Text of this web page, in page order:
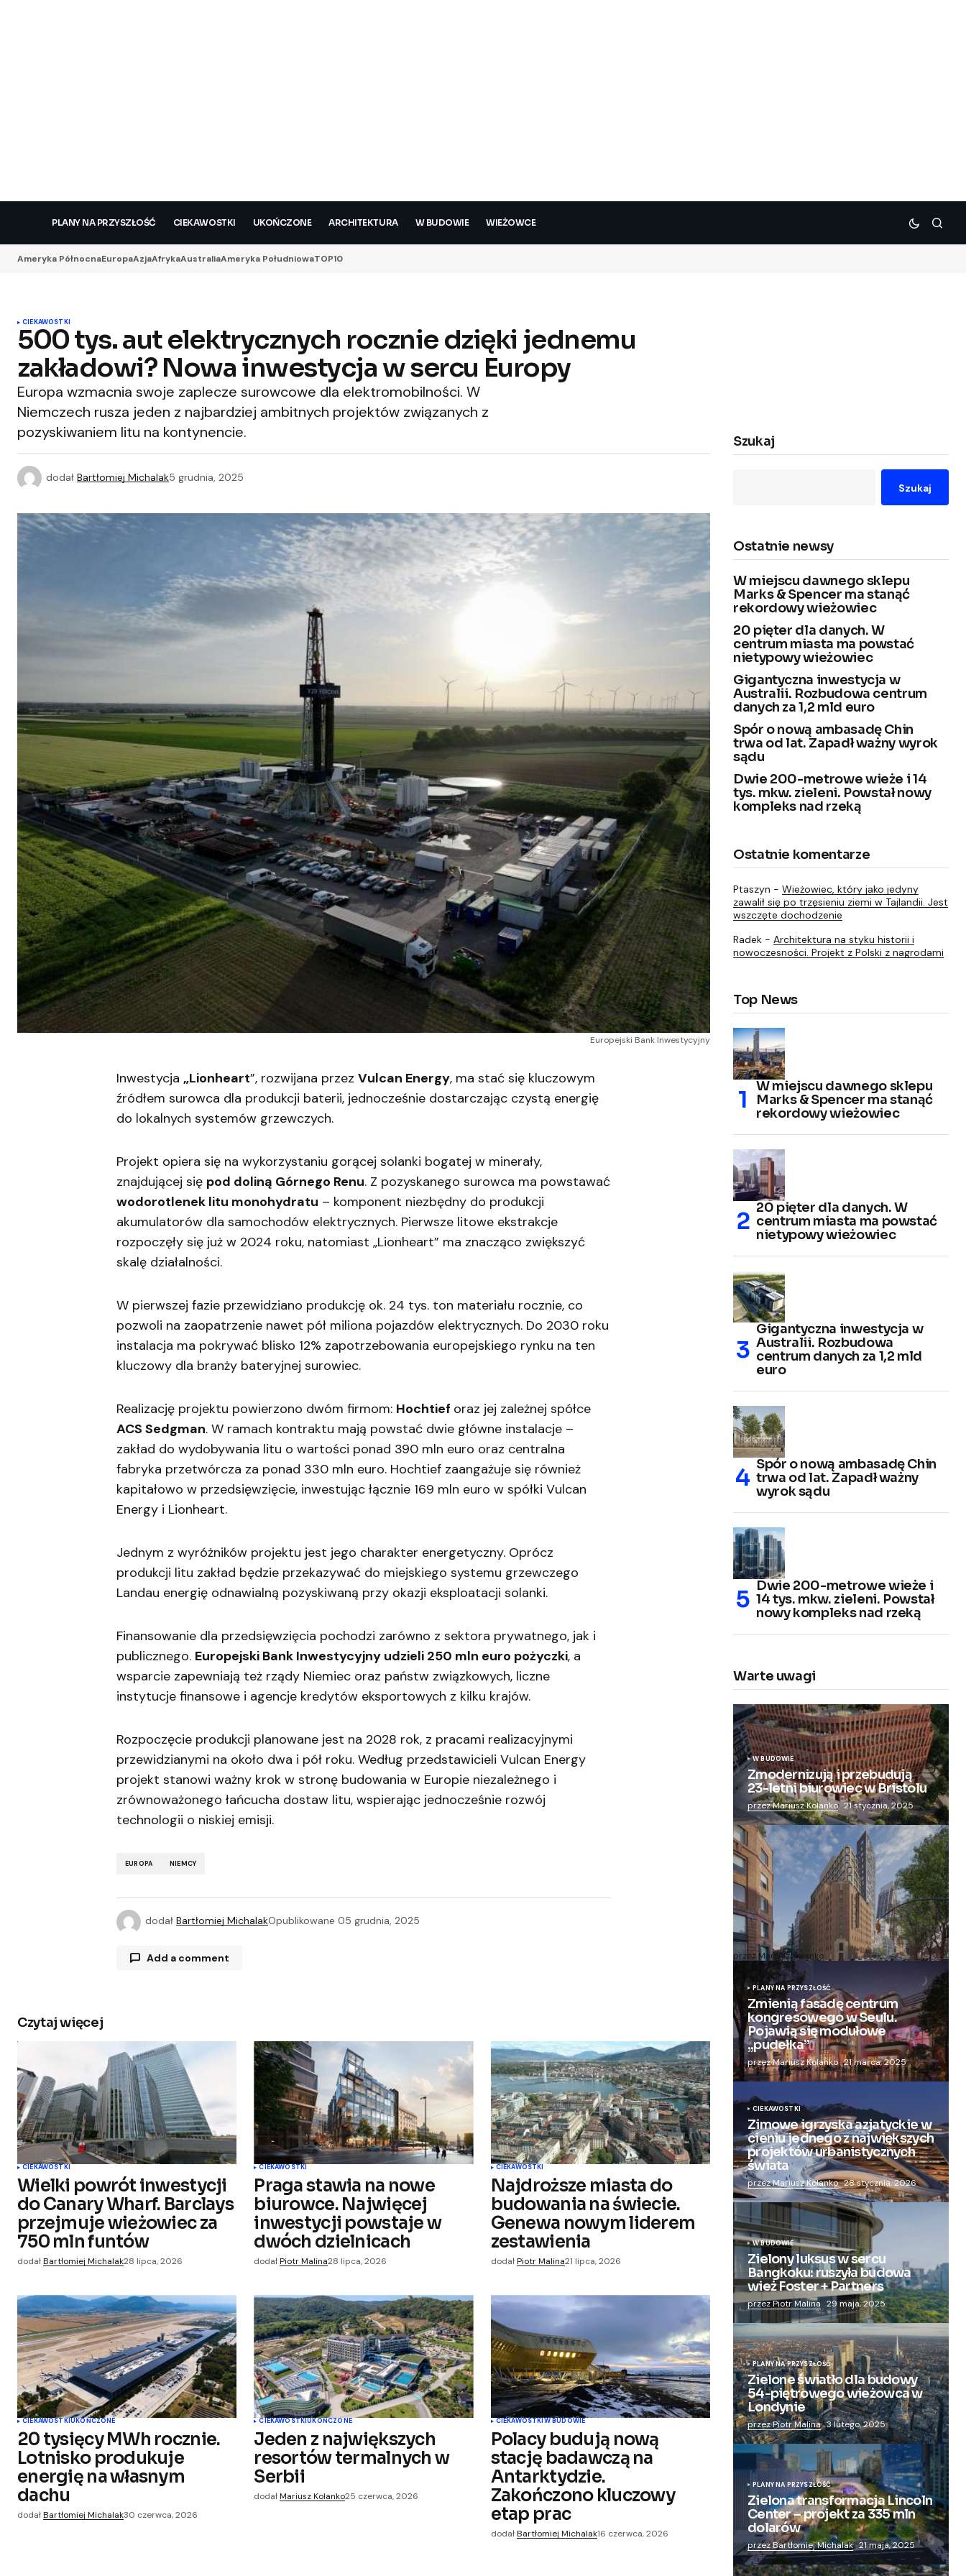
PLANY NA PRZYSZŁOŚĆ CIEKAWOSTKI UKOŃCZONE ARCHITEKTURA W BUDOWIE WIEŻOWCE
Ameryka PółnocnaEuropaAzjaAfrykaAustraliaAmeryka PołudniowaTOP10
CIEKAWOSTKI
500 tys. aut elektrycznych rocznie dzięki jednemu
zakładowi? Nowa inwestycja w sercu Europy
Europa wzmacnia swoje zaplecze surowcowe dla elektromobilności. W
Niemczech rusza jeden z najbardziej ambitnych projektów związanych z
pozyskiwaniem litu na kontynencie.
dodał Bartłomiej Michalak5 grudnia, 2025
Europejski Bank Inwestycyjny
Inwestycja „Lionheart”, rozwijana przez Vulcan Energy, ma stać się kluczowym
źródłem surowca dla produkcji baterii, jednocześnie dostarczając czystą energię
do lokalnych systemów grzewczych.
Projekt opiera się na wykorzystaniu gorącej solanki bogatej w minerały,
znajdującej się pod doliną Górnego Renu. Z pozyskanego surowca ma powstawać
wodorotlenek litu monohydratu – komponent niezbędny do produkcji
akumulatorów dla samochodów elektrycznych. Pierwsze litowe ekstrakcje
rozpoczęły się już w 2024 roku, natomiast „Lionheart” ma znacząco zwiększyć
skalę działalności.
W pierwszej fazie przewidziano produkcję ok. 24 tys. ton materiału rocznie, co
pozwoli na zaopatrzenie nawet pół miliona pojazdów elektrycznych. Do 2030 roku
instalacja ma pokrywać blisko 12% zapotrzebowania europejskiego rynku na ten
kluczowy dla branży bateryjnej surowiec.
Realizację projektu powierzono dwóm firmom: Hochtief oraz jej zależnej spółce
ACS Sedgman. W ramach kontraktu mają powstać dwie główne instalacje –
zakład do wydobywania litu o wartości ponad 390 mln euro oraz centralna
fabryka przetwórcza za ponad 330 mln euro. Hochtief zaangażuje się również
kapitałowo w przedsięwzięcie, inwestując łącznie 169 mln euro w spółki Vulcan
Energy i Lionheart.
Jednym z wyróżników projektu jest jego charakter energetyczny. Oprócz
produkcji litu zakład będzie przekazywać do miejskiego systemu grzewczego
Landau energię odnawialną pozyskiwaną przy okazji eksploatacji solanki.
Finansowanie dla przedsięwzięcia pochodzi zarówno z sektora prywatnego, jak i
publicznego. Europejski Bank Inwestycyjny udzieli 250 mln euro pożyczki, a
wsparcie zapewniają też rządy Niemiec oraz państw związkowych, liczne
instytucje finansowe i agencje kredytów eksportowych z kilku krajów.
Rozpoczęcie produkcji planowane jest na 2028 rok, z pracami realizacyjnymi
przewidzianymi na około dwa i pół roku. Według przedstawicieli Vulcan Energy
projekt stanowi ważny krok w stronę budowania w Europie niezależnego i
zrównoważonego łańcucha dostaw litu, wspierając jednocześnie rozwój
technologii o niskiej emisji.
EUROPA NIEMCY
dodał Bartłomiej MichalakOpublikowane 05 grudnia, 2025
Add a comment
Comment
Your Name* Your E-mail*
Zapamiętaj moje dane w tej
przeglądarce podczas pisania kolejnych
komentarzy.
Submit Comment
Czytaj więcej
CIEKAWOSTKI
Wielki powrót inwestycji
do Canary Wharf. Barclays
przejmuje wieżowiec za
750 mln funtów
dodałBartłomiej Michalak28 lipca, 2026
CIEKAWOSTKI
Praga stawia na nowe
biurowce. Najwięcej
inwestycji powstaje w
dwóch dzielnicach
dodał Piotr Malina28 lipca, 2026
CIEKAWOSTKI
Najdroższe miasta do
budowania na świecie.
Genewa nowym liderem
zestawienia
dodał Piotr Malina21 lipca, 2026
CIEKAWOSTKI UKOŃCZONE
20 tysięcy MWh rocznie.
Lotnisko produkuje
energię na własnym
dachu
dodałBartłomiej Michalak30 czerwca, 2026
CIEKAWOSTKIUKOŃCZONE
Jeden z największych
resortów termalnych w
Serbii
dodał Mariusz Kolanko25 czerwca, 2026
CIEKAWOSTKI W BUDOWIE
Polacy budują nową
stację badawczą na
Antarktydzie.
Zakończono kluczowy
etap prac
dodał Bartłomiej Michalak16 czerwca, 2026
Szukaj
Szukaj
Ostatnie newsy
W miejscu dawnego sklepu
Marks & Spencer ma stanąć
rekordowy wieżowiec
20 pięter dla danych. W
centrum miasta ma powstać
nietypowy wieżowiec
Gigantyczna inwestycja w
Australii. Rozbudowa centrum
danych za 1,2 mld euro
Spór o nową ambasadę Chin
trwa od lat. Zapadł ważny wyrok
sądu
Dwie 200-metrowe wieże i 14
tys. mkw. zieleni. Powstał nowy
kompleks nad rzeką
Ostatnie komentarze
Ptaszyn - Wieżowiec, który jako jedyny
zawalił się po trzęsieniu ziemi w Tajlandii. Jest
wszczęte dochodzenie
Radek - Architektura na styku historii i
nowoczesności. Projekt z Polski z nagrodami
Top News
W miejscu dawnego sklepu
Marks & Spencer ma stanąć
rekordowy wieżowiec
20 pięter dla danych. W
centrum miasta ma powstać
nietypowy wieżowiec
Gigantyczna inwestycja w
Australii. Rozbudowa
centrum danych za 1,2 mld
euro
Spór o nową ambasadę Chin
trwa od lat. Zapadł ważny
wyrok sądu
Dwie 200-metrowe wieże i
14 tys. mkw. zieleni. Powstał
nowy kompleks nad rzeką
Warte uwagi
W BUDOWIE
Zmodernizują i przebudują
23-letni biurowiec w Bristolu
przez Mariusz Kolanko 21 stycznia, 2025
Zmieniają więzienie dla kobiet w
nowoczesny apartamentowiec
przez Mariusz Kolanko 20 lipca, 2024
PLANY NA PRZYSZŁOŚĆ
Zmienią fasadę centrum
kongresowego w Seulu.
Pojawią się modułowe
„pudełka”
przez Mariusz Kolanko 21 marca, 2025
CIEKAWOSTKI
Zimowe igrzyska azjatyckie w
cieniu jednego z największych
projektów urbanistycznych
świata
przez Mariusz Kolanko 28 stycznia, 2026
W BUDOWIE
Zielony luksus w sercu
Bangkoku: ruszyła budowa
wież Foster + Partners
przez Piotr Malina 29 maja, 2025
PLANY NA PRZYSZŁOŚĆ
Zielone światło dla budowy
54-piętrowego wieżowca w
Londynie
przez Piotr Malina 3 lutego, 2025
PLANY NA PRZYSZŁOŚĆ
Zielona transformacja Lincoln
Center – projekt za 335 mln
dolarów
przez Bartłomiej Michalak 21 maja, 2025